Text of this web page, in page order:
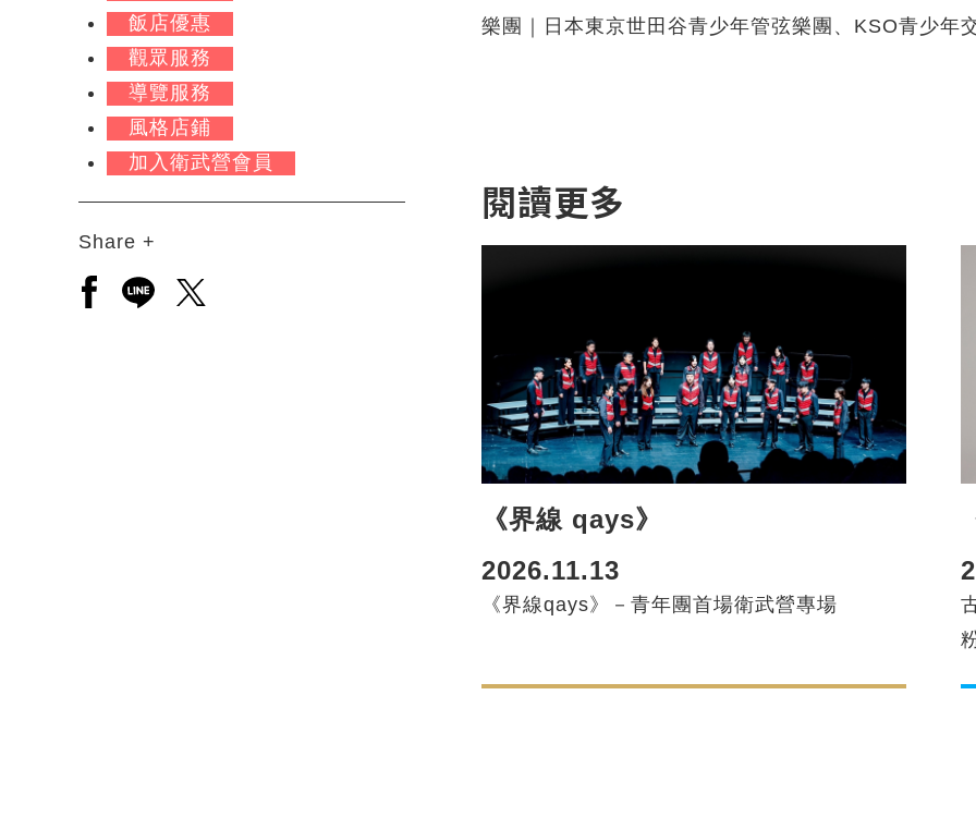
飯店優惠
觀眾服務
導覽服務
風格店鋪
加入衛武營會員
Share +
另開新視窗分享至facebook
另開新視窗分享至line
另開新視窗分享至twitter
樂團｜日本東京世田谷青少年管弦樂團、KSO青少年
閱讀更多
《界線 qays》
2026.11.13
《界線qays》－青年團首場衛武營專場